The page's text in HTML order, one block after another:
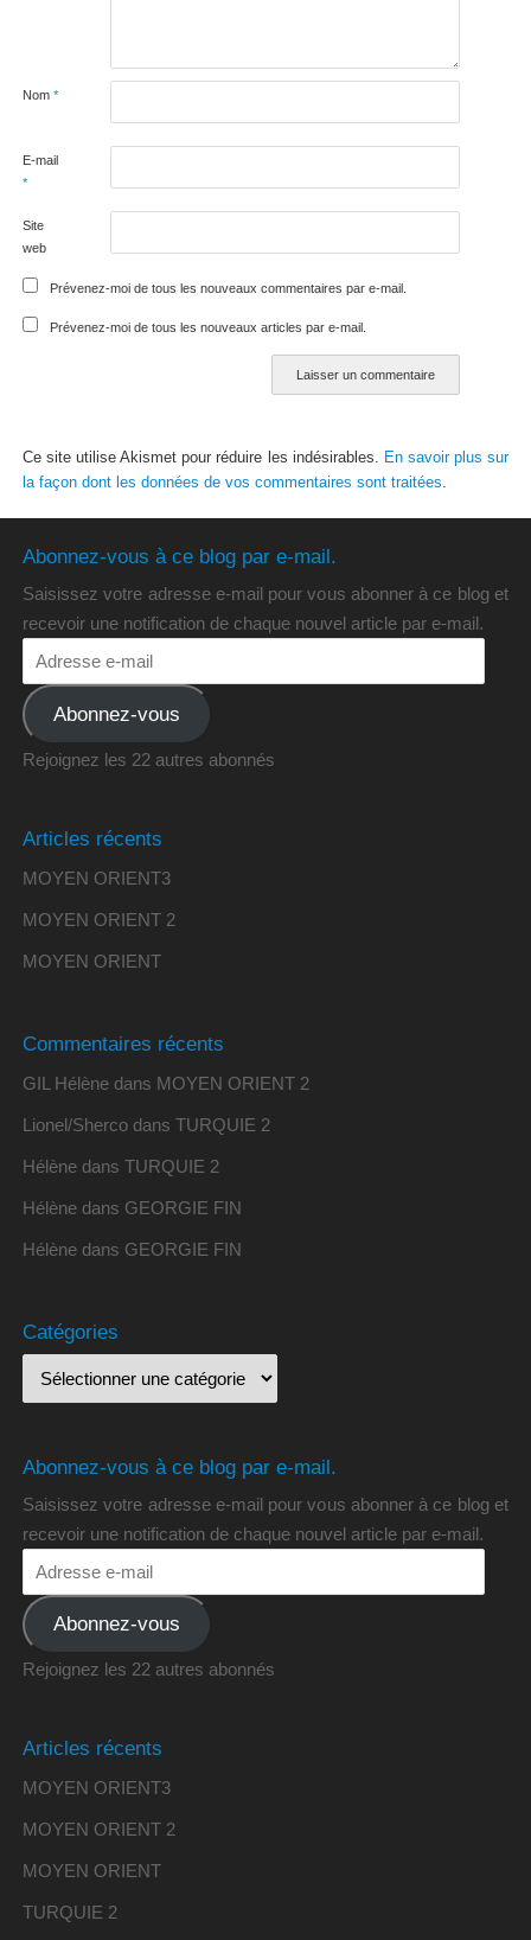
Nom *
E-mail
*
Site
web
Prévenez-moi de tous les nouveaux commentaires par e-mail.
Prévenez-moi de tous les nouveaux articles par e-mail.
Ce site utilise Akismet pour réduire les indésirables.
En savoir plus sur
la façon dont les données de vos commentaires sont traitées
Abonnez-vous à ce blog par e-mail.
Saisissez votre adresse e-mail pour vous abonner à ce blog et
recevoir une notification de chaque nouvel article par e-mail.
Abonnez-vous
Rejoignez les 22 autres abonnés
Articles récents
MOYEN ORIENT3
MOYEN ORIENT 2
MOYEN ORIENT
Commentaires récents
GIL Hélènedans MOYEN ORIENT 2
Lionel/Shercodans TURQUIE 2
Hélènedans TURQUIE 2
Hélènedans GEORGIE FIN
Hélènedans GEORGIE FIN
Catégories
Abonnez-vous à ce blog par e-mail.
Saisissez votre adresse e-mail pour vous abonner à ce blog et
recevoir une notification de chaque nouvel article par e-mail.
Abonnez-vous
Rejoignez les 22 autres abonnés
Articles récents
MOYEN ORIENT3
MOYEN ORIENT 2
MOYEN ORIENT
TURQUIE 2